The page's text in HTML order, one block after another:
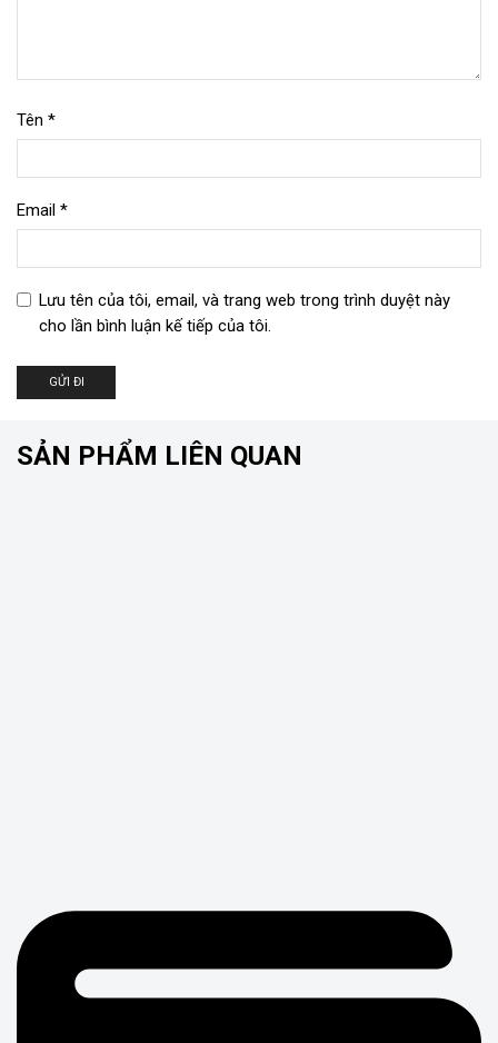
Tên *
Email *
Lưu tên của tôi, email, và trang web trong trình duyệt này
cho lần bình luận kế tiếp của tôi.
SẢN PHẨM LIÊN QUAN